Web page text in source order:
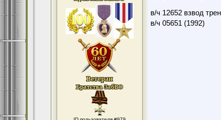
в/ч 12652 взвод
в/ч 05651 (1992)